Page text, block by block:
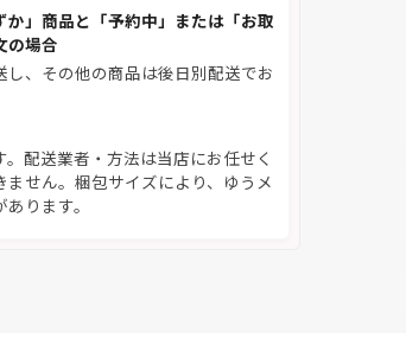
か」商品と「予約中」または「お取
の場合
、その他の商品は後日別配送でお
配送業者・方法は当店にお任せく
せん。梱包サイズにより、ゆうメ
ります。